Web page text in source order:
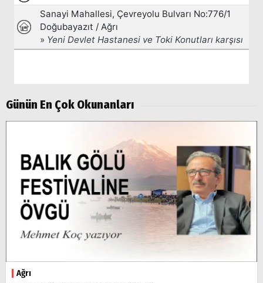
Günün En Çok Okunanları
Ağrı
Popüler
Aramalar:
Ağrı
Doğubayazıt